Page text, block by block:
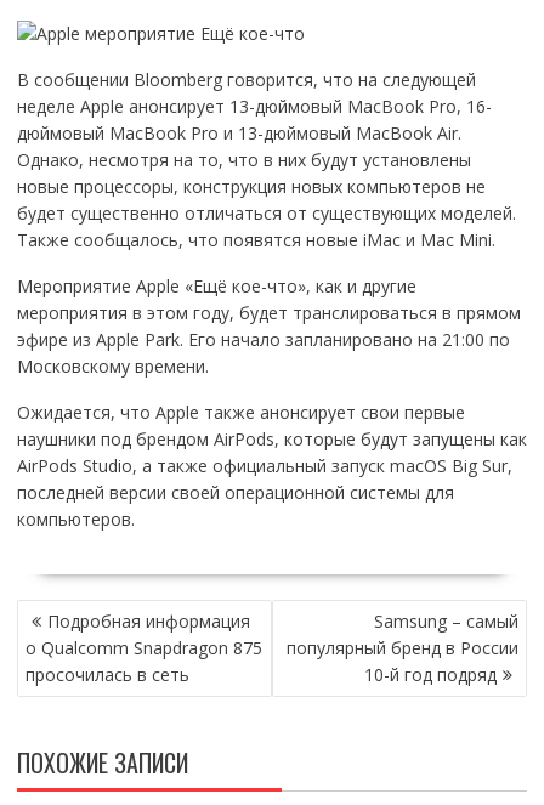
В сообщении Bloomberg говорится, что на следующей
неделе Apple анонсирует 13-дюймовый MacBook Pro, 16-
дюймовый MacBook Pro и 13-дюймовый MacBook Air.
Однако, несмотря на то, что в них будут установлены
новые процессоры, конструкция новых компьютеров не
будет существенно отличаться от существующих моделей.
Также сообщалось, что появятся новые iMac и Mac Mini.
Мероприятие Apple «Ещё кое-что», как и другие
мероприятия в этом году, будет транслироваться в прямом
эфире из Apple Park. Его начало запланировано на 21:00 по
Московскому времени.
Ожидается, что Apple также анонсирует свои первые
наушники под брендом AirPods, которые будут запущены как
AirPods Studio, а также официальный запуск macOS Big Sur,
последней версии своей операционной системы для
компьютеров.
НАВИГАЦИЯ
ПО
ЗАПИСЯМ
Подробная информация
о Qualcomm Snapdragon 875
просочилась в сеть
Samsung – самый
популярный бренд в России
10-й год подряд
ПОХОЖИЕ ЗАПИСИ